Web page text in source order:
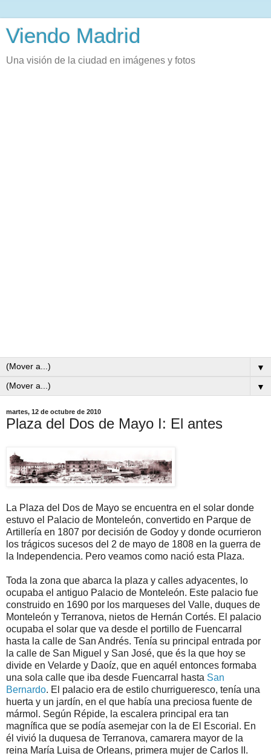
Viendo Madrid
Una visión de la ciudad en imágenes y fotos
▼
▼
martes, 12 de octubre de 2010
Plaza del Dos de Mayo I: El antes
La Plaza del Dos de Mayo se encuentra en el solar donde
estuvo el Palacio de Monteleón, convertido en Parque de
Artillería en 1807 por decisión de Godoy y donde ocurrieron
los trágicos sucesos del 2 de mayo de 1808 en la guerra de
la Independencia. Pero veamos como nació esta Plaza.
Toda la zona que abarca la plaza y calles adyacentes, lo
ocupaba el antiguo Palacio de Monteleón. Este palacio fue
construido en 1690 por los marqueses del Valle, duques de
Monteleón y Terranova, nietos de Hernán Cortés. El palacio
ocupaba el solar que va desde el portillo de Fuencarral
hasta la calle de San Andrés. Tenía su principal entrada por
la calle de San Miguel y San José, que és la que hoy se
divide en Velarde y Daoíz, que en aquél entonces formaba
una sola calle que iba desde Fuencarral hasta San
Bernardo. El palacio era de estilo churrigueresco, tenía una
huerta y un jardín, en el que había una preciosa fuente de
mármol. Según Répide, la escalera principal era tan
magnífica que se podía asemejar con la de El Escorial. En
él vivió la duquesa de Terranova, camarera mayor de la
reina María Luisa de Orleans, primera mujer de Carlos II.